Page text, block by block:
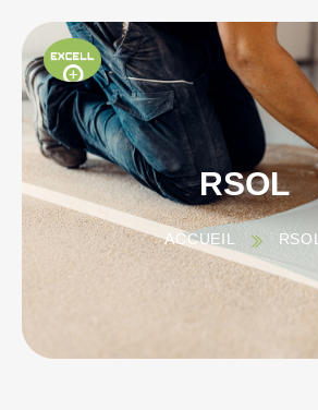
RSOL
ACCUEIL RSOL